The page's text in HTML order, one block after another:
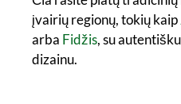
įvairių regionų, tokių kaip
arba Fidžis, su
dizainu.